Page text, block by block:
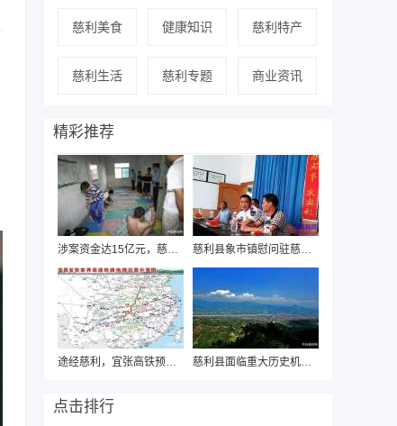
慈利美食 健康知识 慈利特产
慈利生活 慈利专题 商业资讯
精彩推荐
涉案资金达15亿元，慈利警方近日破获“国通 慈利县象市镇慰问驻慈海军部队迎“八一”
途经慈利，宜张高铁预可行性研究即将启动 慈利县面临重大历史机遇，有望“撤县设市”
点击排行